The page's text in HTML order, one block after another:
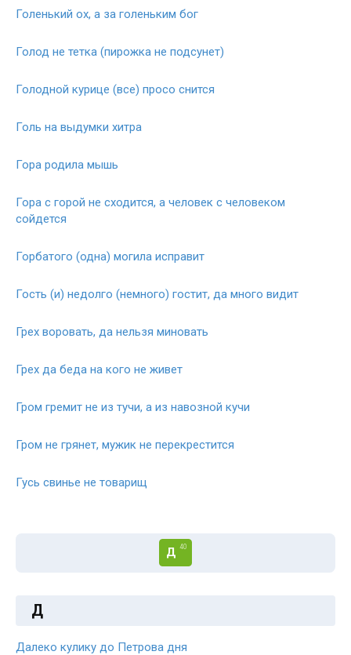
Голенький ох, а за голеньким бог
Голод не тетка (пирожка не подсунет)
Голодной курице (все) просо снится
Голь на выдумки хитра
Гора родила мышь
Гора с горой не сходится, а человек с человеком
сойдется
Горбатого (одна) могила исправит
Гость (и) недолго (немного) гостит, да много видит
Грех воровать, да нельзя миновать
Грех да беда на кого не живет
Гром гремит не из тучи, а из навозной кучи
Гром не грянет, мужик не перекрестится
Гусь свинье не товарищ
Д 40
Д
Далеко кулику до Петрова дня